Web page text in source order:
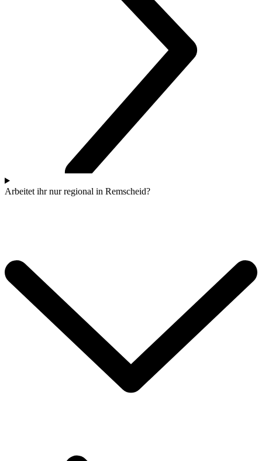
Arbeitet ihr nur regional in Remscheid?